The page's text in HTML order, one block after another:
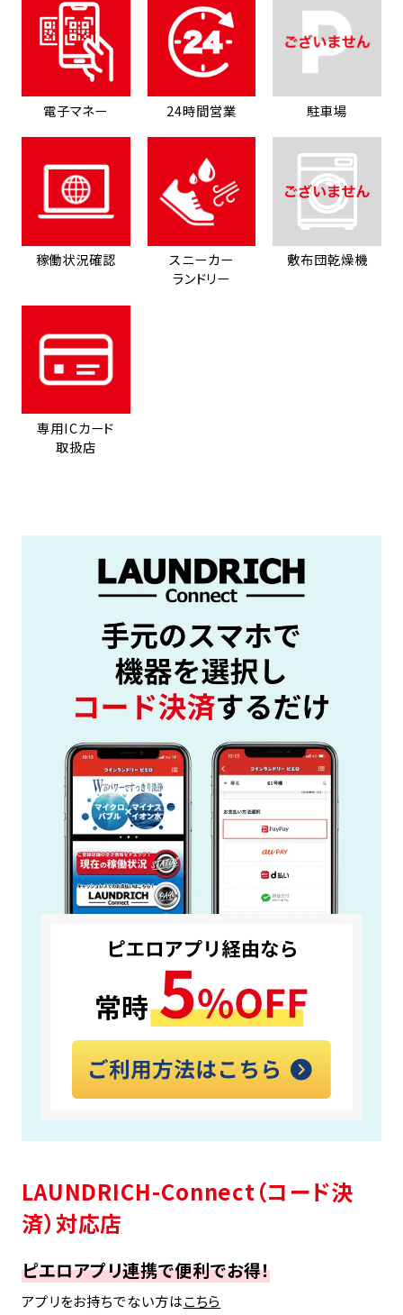
電子マネー 24時間営業 駐車場
稼働状況確認
スニーカー
ランドリー
敷布団乾燥機
専用ICカード
取扱店
LAUNDRICH-Connect（コード決
済）対応店
ピエロアプリ連携で便利でお得！
アプリをお持ちでない方はこちら